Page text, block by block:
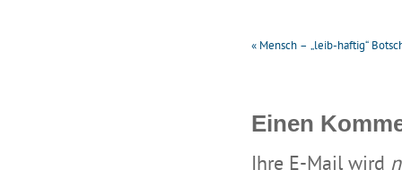
« Mensch – „leib-haftig“
Einen